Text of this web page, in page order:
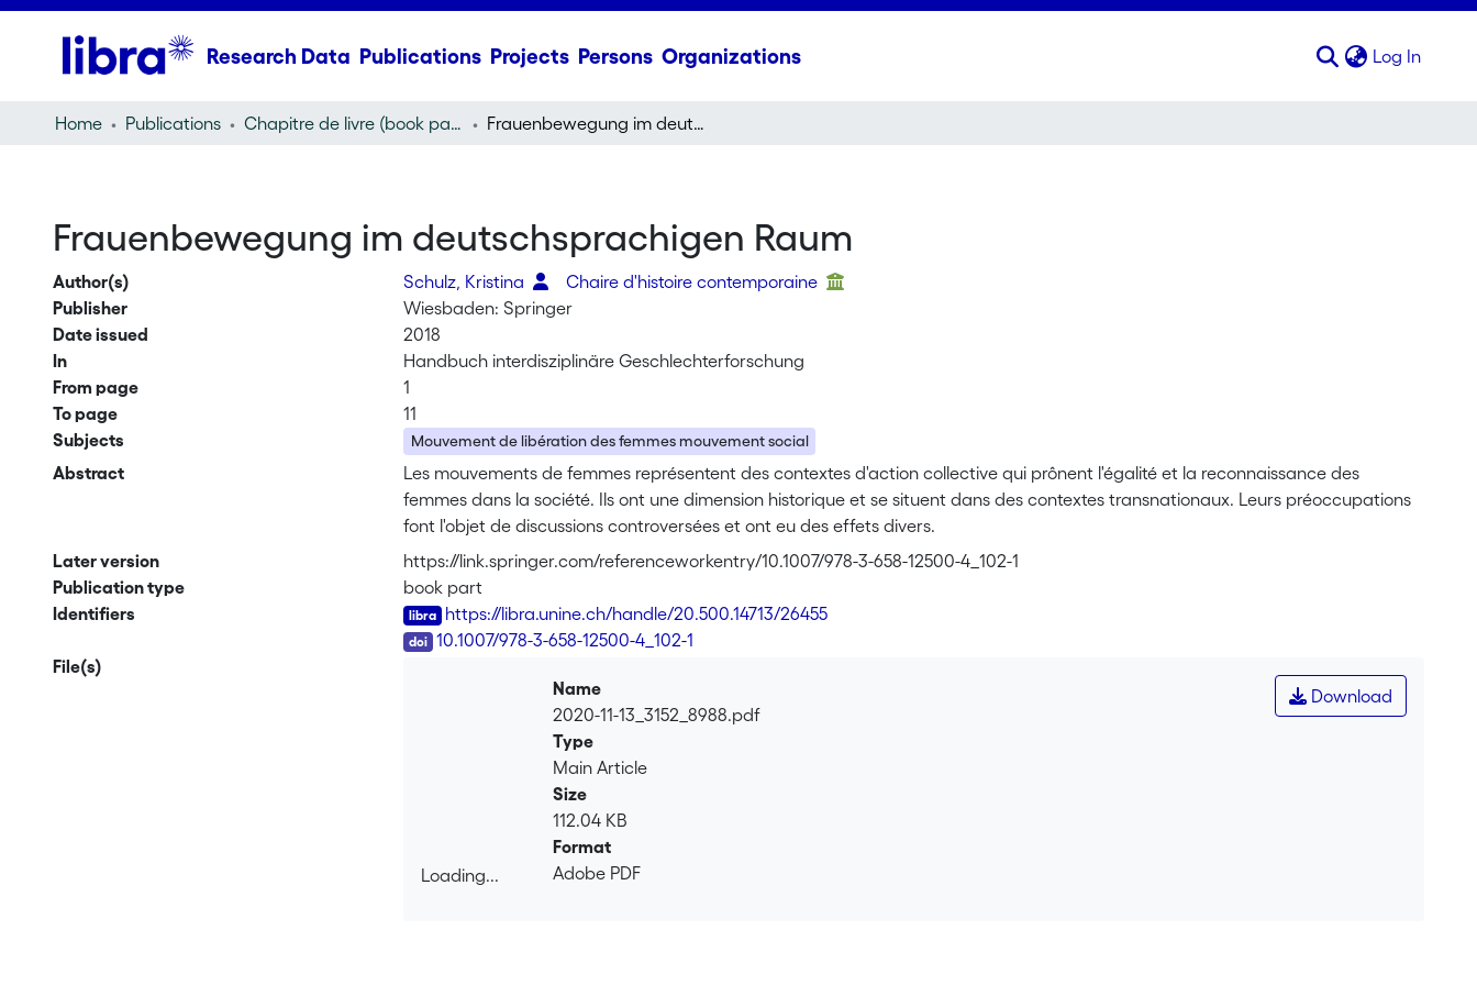
Research Data Publications Projects Persons Organizations Log In
Home Publications Chapitre de livre (book part) Frauenbewegung im deutschsprachigen Raum
Frauenbewegung im deutschsprachigen Raum
Author(s) Schulz, Kristina
Chaire d'histoire contemporaine
Publisher
Wiesbaden: Springer
Date issued
2018
In
Handbuch interdisziplinäre Geschlechterforschung
From page
1
To page
11
Subjects
Mouvement de libération des femmes mouvement social
Abstract
Les mouvements de femmes représentent des contextes d'action collective qui prônent l'égalité et la reconnaissance des
femmes dans la société. Ils ont une dimension historique et se situent dans des contextes transnationaux. Leurs préoccupations
font l'objet de discussions controversées et ont eu des effets divers.
Later version
https://link.springer.com/referenceworkentry/10.1007/978-3-658-12500-4_102-1
Publication type
book part
Identifiers
https://libra.unine.ch/handle/20.500.14713/26455
10.1007/978-3-658-12500-4_102-1
File(s)
Loading...
Download
Name
2020-11-13_3152_8988.pdf
Type
Main Article
Size
112.04 KB
Format
Adobe PDF